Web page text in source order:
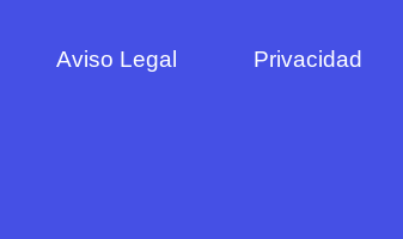
Aviso Legal Privacidad